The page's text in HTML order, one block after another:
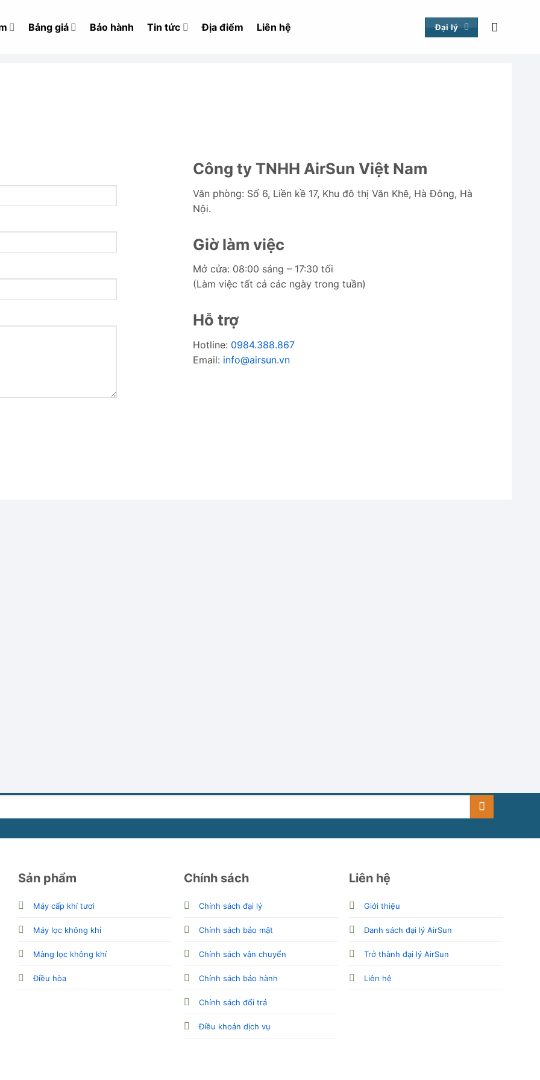
Bảng giá Bảo hành Tin tức Địa điểm Liên hệ Đại lý
Công ty TNHH AirSun Việt Nam
Văn phòng: Số 6, Liền kề 17, Khu đô thị Văn Khê, Hà Đông, Hà
Nội.
Giờ làm việc
Mở cửa: 08:00 sáng – 17:30 tối
(Làm việc tất cả các ngày trong tuần)
Hỗ trợ
Hotline: 0984.388.867
Email: info@airsun.vn
Sản phẩm
Máy cấp khí tươi
Máy lọc không khí
Màng lọc không khí
Điều hòa
Chính sách
Chính sách đại lý
Chính sách bảo mật
Chính sách vận chuyển
Chính sách bảo hành
Chính sách đổi trả
Điều khoản dịch vụ
Liên hệ
Giới thiệu
Danh sách đại lý AirSun
Trở thành đại lý AirSun
Liên hệ